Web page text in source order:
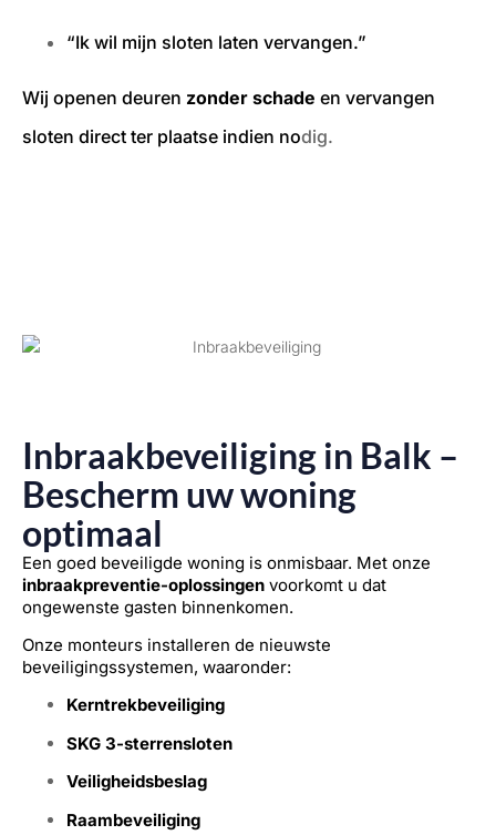
“Ik wil mijn sloten laten vervangen.”
Wij openen deuren zonder schade en vervangen
sloten direct ter plaatse indien nodig.
Inbraakbeveiliging in Balk –
Bescherm uw woning
optimaal
Een goed beveiligde woning is onmisbaar. Met onze
inbraakpreventie-oplossingen voorkomt u dat
ongewenste gasten binnenkomen.
Onze monteurs installeren de nieuwste
beveiligingssystemen, waaronder:
Kerntrekbeveiliging
SKG 3-sterrensloten
Veiligheidsbeslag
Raambeveiliging